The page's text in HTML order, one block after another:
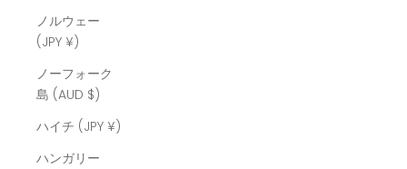
ノルウェー
(JPY ¥)
ノーフォーク
島 (AUD $)
ハイチ (JPY ¥)
ハンガリー